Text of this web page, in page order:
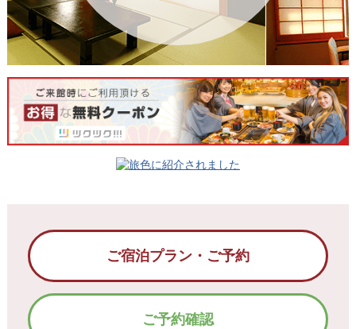
ご宿泊プラン・ご予約
ご予約確認